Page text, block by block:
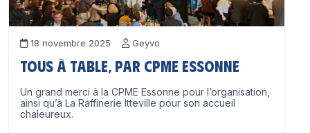
18 novembre 2025 Geyvo
Tous à table, par CPME Essonne
Un grand merci à la CPME Essonne pour l’organisation,
ainsi qu’à La Raffinerie Itteville pour son accueil
chaleureux.